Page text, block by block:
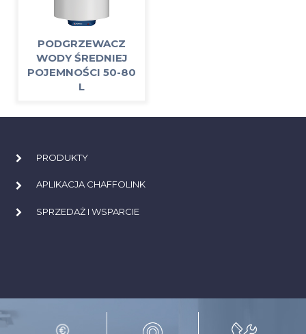
PODGRZEWACZ
WODY ŚREDNIEJ
POJEMNOŚCI 50-80
L
PRODUKTY
APLIKACJA CHAFFOLINK
SPRZEDAŻ I WSPARCIE